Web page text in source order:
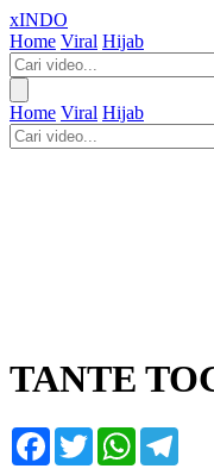
xINDO
Home Viral Hijab
Home Viral Hijab
TANTE
Facebook
TwitterWhatsApp